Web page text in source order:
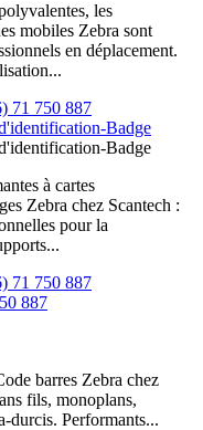
les
mobiles Zebra sont
en déplacement.
71 750 887
Badge
Badge
à cartes
Zebra chez Scantech :
pour la
71 750 887
887
barres Zebra chez
fils, monoplans,
durcis. Performants...